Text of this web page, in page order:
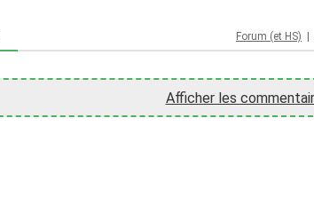
Forum (et HS)
Afficher les